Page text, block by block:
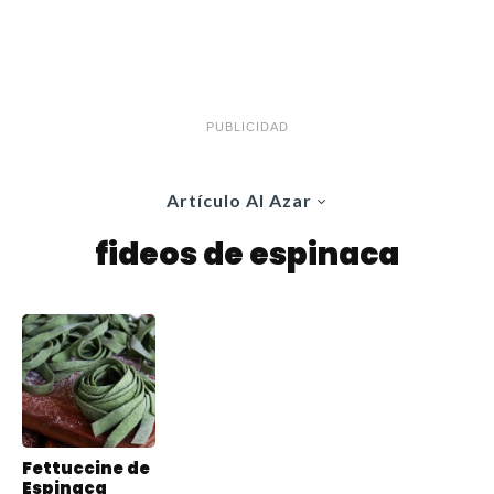
PUBLICIDAD
Artículo Al Azar
fideos de espinaca
Fettuccine de
Espinaca